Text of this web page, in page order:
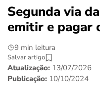
crédito fácil
últimas notícias
ferramentas
Segunda via
emitir e pagar
9 min leitura
Salvar artigo
Atualização: 13/07/2026
Publicação: 10/10/2024